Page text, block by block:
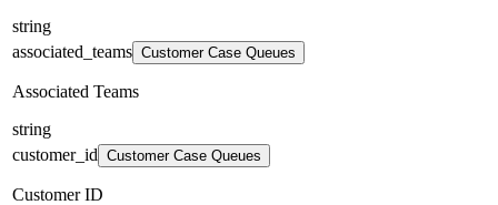
string
associated_teams Customer Case Queues
Associated Teams
string
customer_id Customer Case Queues
Customer ID